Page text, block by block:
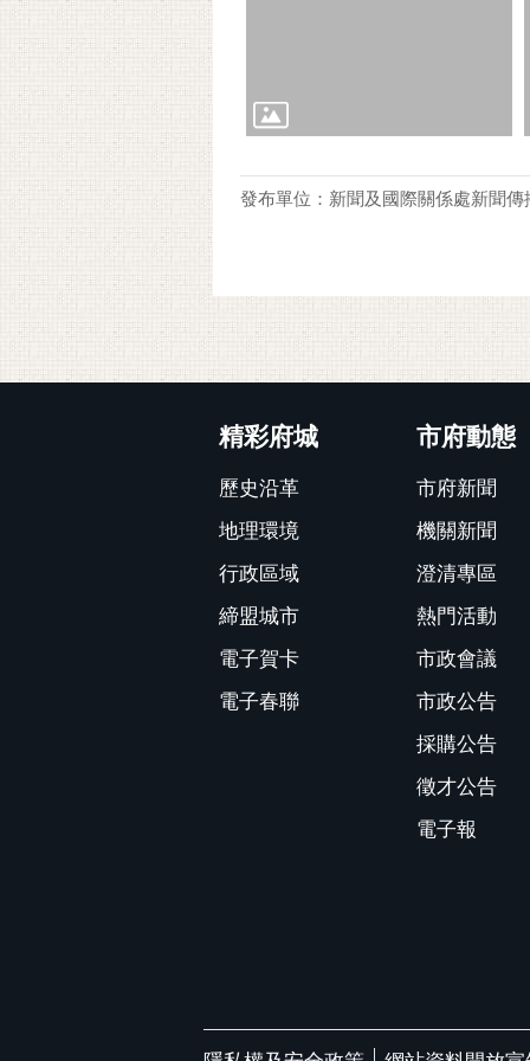
發布單位：新聞及國際關係處新聞傳
精彩府城
歷史沿革
地理環境
行政區域
締盟城市
電子賀卡
電子春聯
市府動態
市府新聞
機關新聞
澄清專區
熱門活動
市政會議
市政公告
採購公告
徵才公告
電子報